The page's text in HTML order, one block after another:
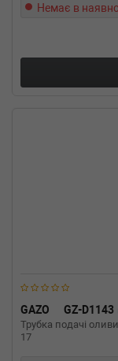
Немає в
GAZO GZ-D1143
Трубка подачі
17